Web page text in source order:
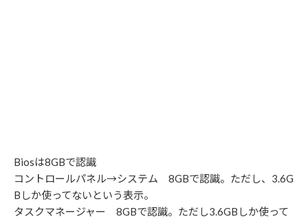
Biosは8GBで認識
コントロールパネル→システム 8GBで認識。ただし、3.6G
Bしか使ってないという表示。
タスクマネージャー 8GBで認識。ただし3.6GBしか使って